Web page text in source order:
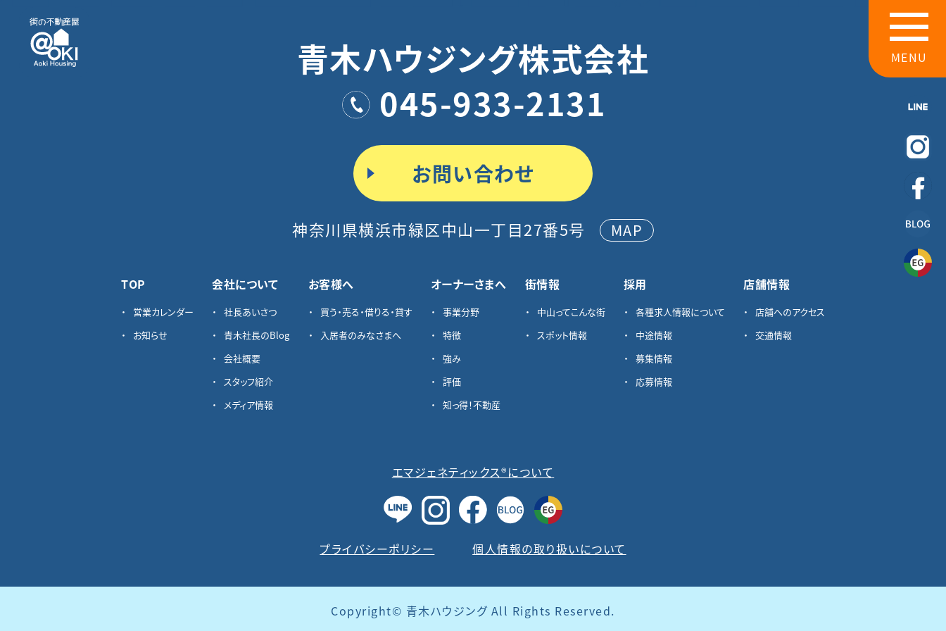
MENU
青木ハウジング株式会社
045-933-2131
お問い合わせ
神奈川県横浜市緑区中山一丁目27番5号 MAP
TOP
営業カレンダー
お知らせ
会社について
社長あいさつ
青木社長のBlog
会社概要
スタッフ紹介
メディア情報
お客様へ
買う・売る・借りる・貸す
入居者のみなさまへ
オーナーさまへ
事業分野
特徴
強み
評価
知っ得！不動産
街情報
中山ってこんな街
スポット情報
採用
各種求⼈情報について
中途情報
募集情報
応募情報
店舗情報
店舗へのアクセス
交通情報
エマジェネティックス®について
プライバシーポリシー 個人情報の取り扱いについて
Copyright© 青木ハウジング All Rights Reserved.